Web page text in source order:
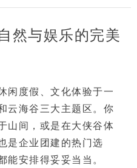
然与娱乐的完美
闲度假、文化体验于一
云海谷三大主题区。你
山间，或是在大侠谷体
是企业团建 的热门选
能安排得妥妥当当。